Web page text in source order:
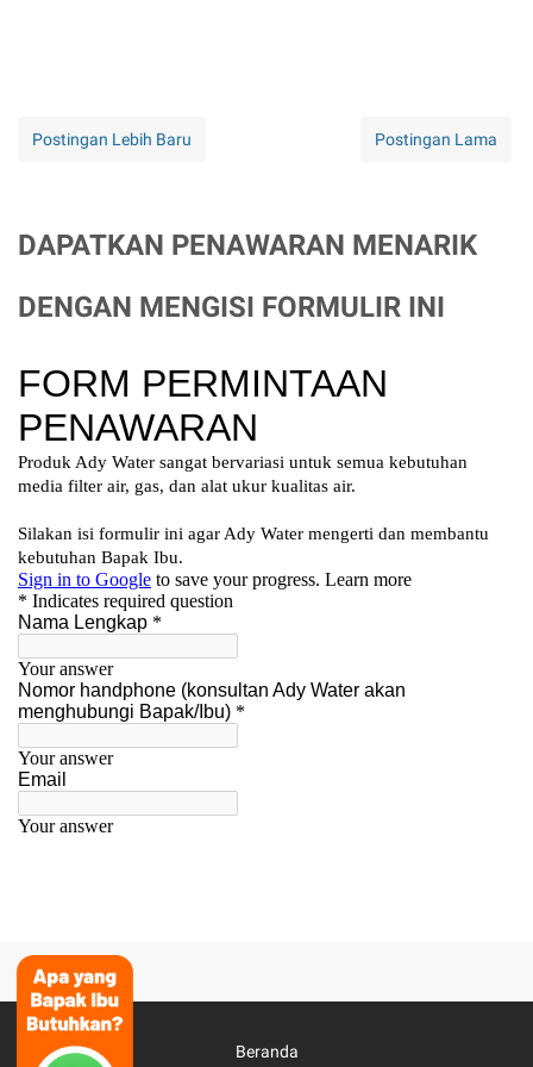
Postingan Lebih Baru Postingan Lama
DAPATKAN PENAWARAN MENARIK
DENGAN MENGISI FORMULIR INI
Beranda